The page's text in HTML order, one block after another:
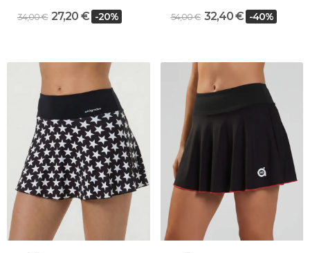
34,00 € 27,20 € -20% 54,00 € 32,40 € -40%